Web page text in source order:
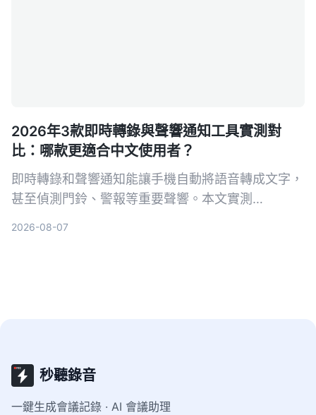
2026年3款即時轉錄與聲響通知工具實測對
比：哪款更適合中文使用者？
即時轉錄和聲響通知能讓手機自動將語音轉成文字，
甚至偵測門鈴、警報等重要聲響。本文實測
2026-08-07
秒聽錄音
一鍵生成會議記錄 · AI 會議助理